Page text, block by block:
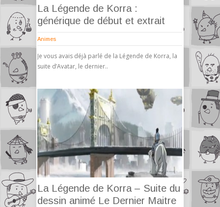
La Légende de Korra :
générique de début et extrait
Animes
Je vous avais déjà parlé de la Légende de Korra, la
suite d’Avatar, le dernier..
La Légende de Korra – Suite du
dessin animé Le Dernier Maitre